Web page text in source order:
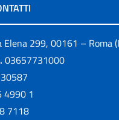
Elena 299, 00161 – Roma
03657731000
4990 1
7118